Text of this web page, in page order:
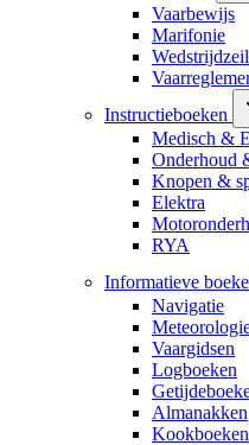
Vaarbewijs
Marifonie
Instructieboeken
Medisch &
Onderhoud
Knopen &
Elektra
RYA
Informatieve
Navigatie
Vaargidsen
Logboeken
Almanakken
Kookboeken